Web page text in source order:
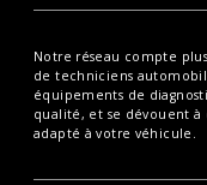
Notre réseau compte
de techniciens
équipements de
qualité, et se dévouent
adapté à votre véhicule.